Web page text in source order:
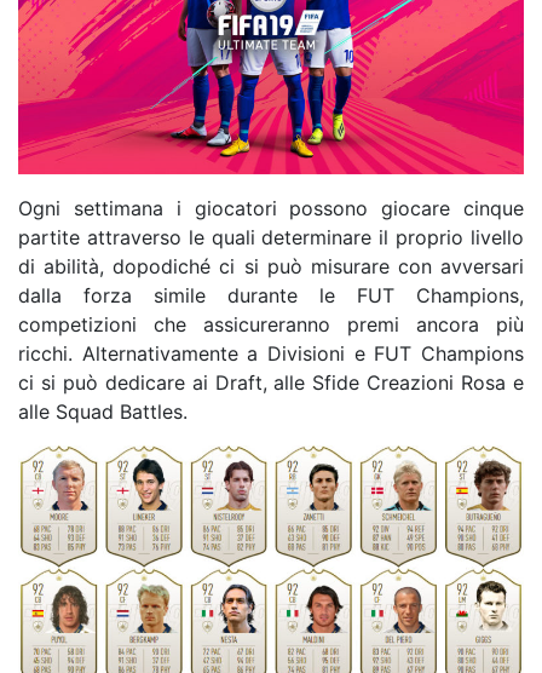
Ogni settimana i giocatori possono giocare cinque
partite attraverso le quali determinare il proprio livello
di abilità, dopodiché ci si può misurare con avversari
dalla forza simile durante le FUT Champions,
competizioni che assicureranno premi ancora più
ricchi. Alternativamente a Divisioni e FUT Champions
ci si può dedicare ai Draft, alle Sfide Creazioni Rosa e
alle Squad Battles.